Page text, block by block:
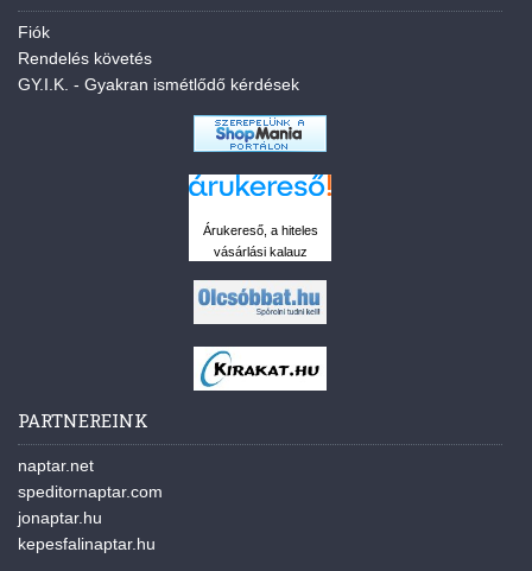
Fiók
Rendelés követés
GY.I.K. - Gyakran ismétlődő kérdések
Árukereső, a hiteles
vásárlási kalauz
PARTNEREINK
naptar.net
speditornaptar.com
jonaptar.hu
kepesfalinaptar.hu